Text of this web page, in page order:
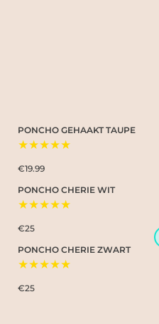
PONCHO GEHAAKT TAUPE
★★★★★
€19.99
PONCHO CHERIE WIT
★★★★★
€25
PONCHO CHERIE ZWART
★★★★★
€25